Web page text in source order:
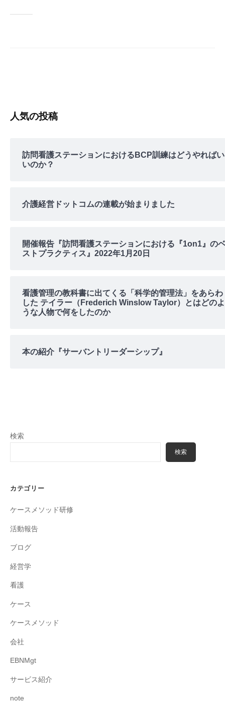
人気の投稿
訪問看護ステーションにおけるBCP訓練はどうやればい
いのか？
介護経営ドットコムの連載が始まりました
開催報告『訪問看護ステーションにおける『1on1』の
ストプラクティス』2022年1月20日
看護管理の教科書に出てくる「科学的管理法」をあらわ
した テイラー（Frederich Winslow Taylor）とはどのよ
うな人物で何をしたのか
本の紹介『サーバントリーダーシップ』
検索
検索
カテゴリー
ケースメソッド研修
活動報告
ブログ
経営学
看護
ケース
ケースメソッド
会社
EBNMgt
サービス紹介
note